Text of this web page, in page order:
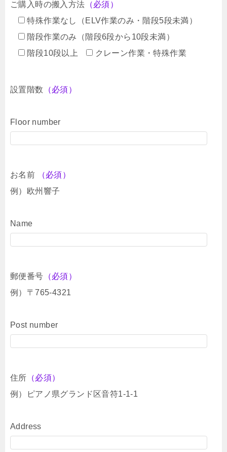
ご購入時の搬入方法 （必須）
特殊作業なし（ELV作業のみ・階段5段未満）
階段作業のみ（階段6段から10段未満）
階段10段以上
クレーン作業・特殊作業
設置階数 （必須）
Floor number
お名前
（必須）
例）欧州響子
Name
郵便番号 （必須）
例）〒765-4321
Post number
住所 （必須）
例）ピアノ県グランド区音符1-1-1
Address